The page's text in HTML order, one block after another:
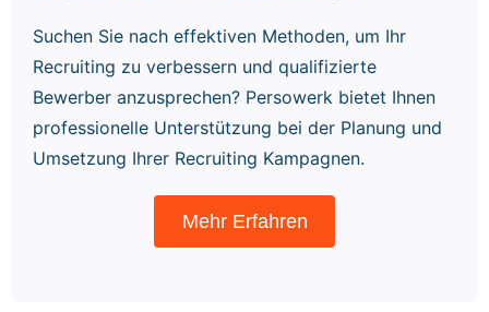
Suchen Sie nach effektiven Methoden, um Ihr
Recruiting zu verbessern und qualifizierte
Bewerber anzusprechen? Persowerk bietet Ihnen
professionelle Unterstützung bei der Planung und
Umsetzung Ihrer Recruiting Kampagnen.
Mehr Erfahren